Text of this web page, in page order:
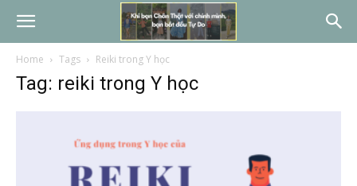
Home Tags Reiki trong Y học
Tag: reiki trong Y học